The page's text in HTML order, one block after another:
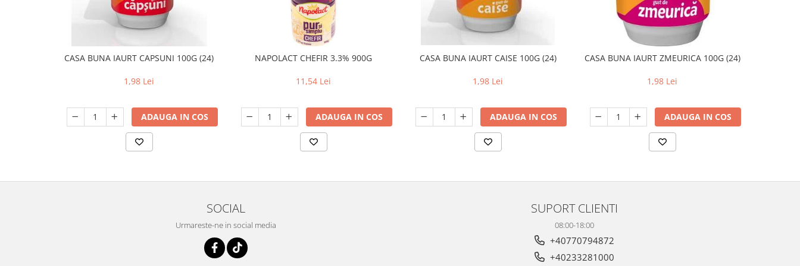
CASA BUNA IAURT CAPSUNI 100G (24)
1,98 Lei
ADAUGA IN COS
NAPOLACT CHEFIR 3.3% 900G
11,54 Lei
ADAUGA IN COS
CASA BUNA IAURT CAISE 100G (24)
1,98 Lei
ADAUGA IN COS
CASA BUNA IAURT ZMEURICA 100G (24)
1,98 Lei
ADAUGA IN COS
SOCIAL
Urmareste-ne in social media
SUPORT CLIENTI
08:00-18:00
+40770794872
+40233281000